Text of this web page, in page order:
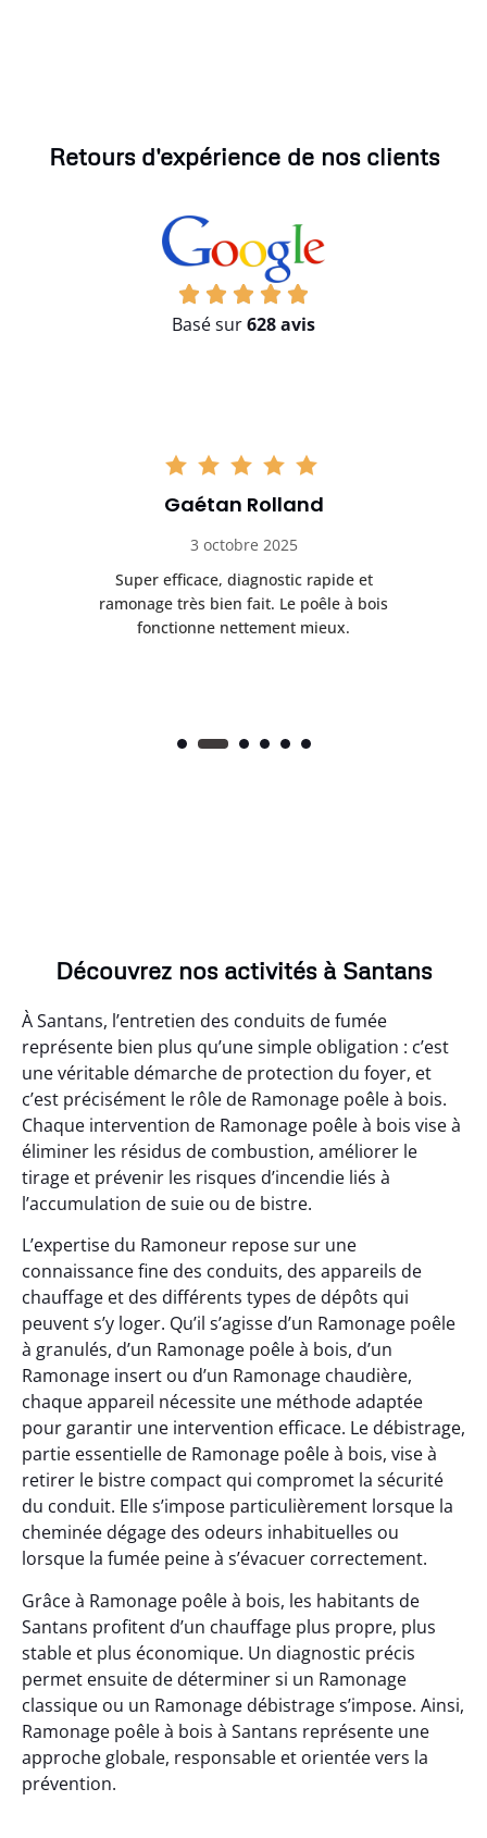
Retours d'expérience de nos clients
Basé sur628 avis
Gaétan Rolland
3 octobre 2025
Super efficace, diagnostic rapide et
ramonage très bien fait. Le poêle à bois
fonctionne nettement mieux.
Découvrez nos activités à Santans
À Santans, l’entretien des conduits de fumée
représente bien plus qu’une simple obligation : c’est
une véritable démarche de protection du foyer, et
c’est précisément le rôle de Ramonage poêle à bois.
Chaque intervention de Ramonage poêle à bois vise à
éliminer les résidus de combustion, améliorer le
tirage et prévenir les risques d’incendie liés à
l’accumulation de suie ou de bistre.
L’expertise du Ramoneur repose sur une
connaissance fine des conduits, des appareils de
chauffage et des différents types de dépôts qui
peuvent s’y loger. Qu’il s’agisse d’un Ramonage poêle
à granulés, d’un Ramonage poêle à bois, d’un
Ramonage insert ou d’un Ramonage chaudière,
chaque appareil nécessite une méthode adaptée
pour garantir une intervention efficace. Le débistrage,
partie essentielle de Ramonage poêle à bois, vise à
retirer le bistre compact qui compromet la sécurité
du conduit. Elle s’impose particulièrement lorsque la
cheminée dégage des odeurs inhabituelles ou
lorsque la fumée peine à s’évacuer correctement.
Grâce à Ramonage poêle à bois, les habitants de
Santans profitent d’un chauffage plus propre, plus
stable et plus économique. Un diagnostic précis
permet ensuite de déterminer si un Ramonage
classique ou un Ramonage débistrage s’impose. Ainsi,
Ramonage poêle à bois à Santans représente une
approche globale, responsable et orientée vers la
prévention.